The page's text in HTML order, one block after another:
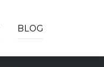
BLOG